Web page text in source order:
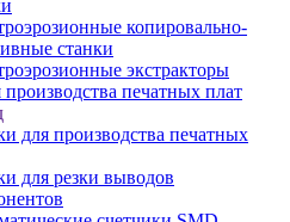
копировально-
станки
экстракторы
печатных плат
для производства печатных
для резки выводов